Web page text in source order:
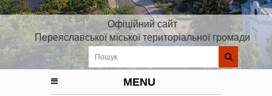
Офіційний сайт
Переяславської міської територіальної громади
MENU